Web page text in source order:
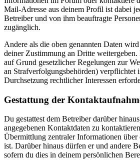
Mail-Adresse aus deinem Profil ist dabei
Betreiber und von ihm beauftragte
zugänglich.
Andere als die oben genannten Daten
deiner Zustimmung an Dritte
auf Grund gesetzlicher Regelungen zur
an Strafverfolgungsbehörden) verpflichtet
Durchsetzung rechtlicher Interessen
Gestattung der
Du gestattest dem Betreiber darüber
angegebenen Kontaktdaten zu
Übermittlung zentraler Informationen
ist. Darüber hinaus dürfen er und andere
sofern du dies in deinem persönlichen